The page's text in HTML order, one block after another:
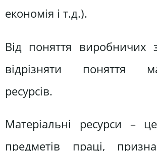
економія і т.д.).
Від поняття виробничих
відрізняти поняття
ресурсів.
Матеріальні ресурси – це
предметів праці,